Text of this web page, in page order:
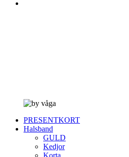
PRESENTKORT
Halsband
GULD
Kedjor
Korta